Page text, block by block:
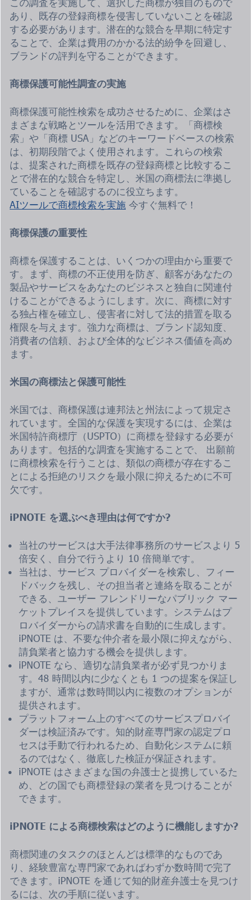
あり、既存の登録商標を侵害していないことを確認
する必要があります。潜在的な競合を早期に特定す
ることで、企業は費用のかかる法的紛争を回避し、
ブランドの評判を守ることができます。
商標保護可能性調査の実施
商標保護可能性検索を成功させるために、企業はさ
まざまな戦略とツールを活用できます。「商標検
索」や「商標 USA」などのキーワードベースの検索
は、初期段階でよく使用されます。これらの検索
は、提案された商標を既存の登録商標と比較するこ
とで潜在的な競合を特定し、米国の商標法に準拠し
ていることを確認するのに役立ちます。
AIツールで商標検索を実施 今すぐ無料で！
商標保護の重要性
商標を保護することは、いくつかの理由から重要で
す。まず、商標の不正使用を防ぎ、顧客があなたの
製品やサービスをあなたのビジネスと独自に関連付
けることができるようにします。次に、商標に対す
る独占権を確立し、侵害者に対して法的措置を取る
権限を与えます。強力な商標は、ブランド認知度、
消費者の信頼、および全体的なビジネス価値を高め
ます。
米国の商標法と保護可能性
米国では、商標保護は連邦法と州法によって規定さ
れています。全国的な保護を実現するには、企業は
米国特許商標庁（USPTO）に商標を登録する必要が
あります。包括的な調査を実施することで、 出願前
に商標検索を行うことは、類似の商標が存在するこ
とによる拒絶のリスクを最小限に抑えるために不可
欠です。
iPNOTE を選ぶべき理由は何ですか?
当社のサービスは大手法律事務所のサービスより 5
倍安く、自分で行うより 10 倍簡単です。
当社は、サービス プロバイダーを検索し、フィー
ドバックを残し、その担当者と連絡を取ることが
できる、ユーザー フレンドリーなパブリック マー
ケットプレイスを提供しています。システムはプ
ロバイダーからの請求書を自動的に生成します。
iPNOTE は、不要な仲介者を最小限に抑えながら、
請負業者と協力する機会を提供します。
iPNOTE なら、適切な請負業者が必ず見つかりま
す。48 時間以内に少なくとも 1 つの提案を保証し
ますが、通常は数時間以内に複数のオプションが
提供されます。
プラットフォーム上のすべてのサービスプロバイ
ダーは検証済みです。知的財産専門家の認定プロ
セスは手動で行われるため、自動化システムに頼
るのではなく、徹底した検証が保証されます。
iPNOTE はさまざまな国の弁護士と提携しているた
め、どの国でも商標登録の業者を見つけることが
できます。
iPNOTE による商標検索はどのように機能しますか?
商標関連のタスクのほとんどは標準的なものであ
り、経験豊富な専門家であればわずか数時間で完了
できます。iPNOTE を通じて知的財産弁護士を見つけ
るには、次の手順に従います。